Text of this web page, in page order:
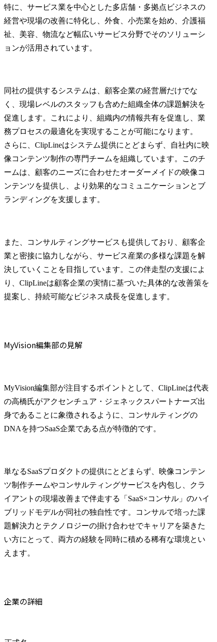
特に、サービス業を中心とした多店舗・多拠点ビジネスの
経営や現場の改善に特化し、外食、小売業を始め、介護福
祉、美容、物流など幅広いサービス分野でそのソリューシ
ョンが活用されています。
同社の提供するシステムは、顧客企業の経営層だけでな
く、現場レベルのスタッフも含めた組織全体の課題解決を
促進します。これにより、組織内の情報共有を促進し、業
務プロセスの最適化を実現することが可能になります。
さらに、ClipLineはシステム提供にとどまらず、自社内に映
像コンテンツ制作の専門チームを組織しています。このチ
ームは、顧客のニーズに合わせたオーダーメイドの映像コ
ンテンツを提供し、より効果的なコミュニケーションとブ
ランディングを支援します。
また、コンサルティングサービスも提供しており、顧客企
業と密接に協力しながら、サービス産業の多様な課題を解
決していくことを目指しています。この伴走型の支援によ
り、ClipLineは顧客企業の実情に基づいた具体的な改善策を
提案し、持続可能なビジネス成長を促進します。
MyVision編集部の見解
MyVision編集部が注目するポイントとして、ClipLineは代表
の高橋氏がアクセンチュア・ジェネックスパートナーズ出
身であることに象徴されるように、コンサルティングの
DNAを持つSaaS企業である点が特徴的です。
単なるSaaSプロダクトの提供にとどまらず、映像コンテン
ツ制作チームやコンサルティングサービスを内包し、クラ
イアントの現場改善まで伴走する「SaaS×コンサル」のハイ
ブリッドモデルが同社の独自性です。コンサルで培った課
題解決力とテクノロジーの掛け合わせでキャリアを築きた
い方にとって、両方の経験を同時に積める稀有な環境とい
えます。
企業の詳細